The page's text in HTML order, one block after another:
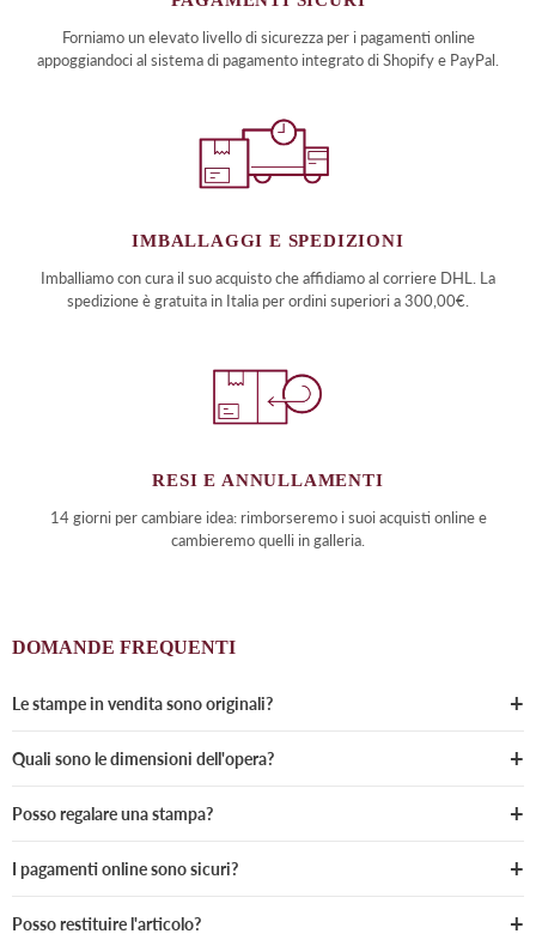
Forniamo un elevato livello di sicurezza per i pagamenti online
appoggiandoci al sistema di pagamento integrato di Shopify e PayPal.
IMBALLAGGI E SPEDIZIONI
Imballiamo con cura il suo acquisto che affidiamo al corriere DHL. La
spedizione è gratuita in Italia per ordini superiori a 300,00€.
RESI E ANNULLAMENTI
14 giorni per cambiare idea: rimborseremo i suoi acquisti online e
cambieremo quelli in galleria.
DOMANDE FREQUENTI
Le stampe in vendita sono originali?
Quali sono le dimensioni dell'opera?
Posso regalare una stampa?
I pagamenti online sono sicuri?
Posso restituire l'articolo?